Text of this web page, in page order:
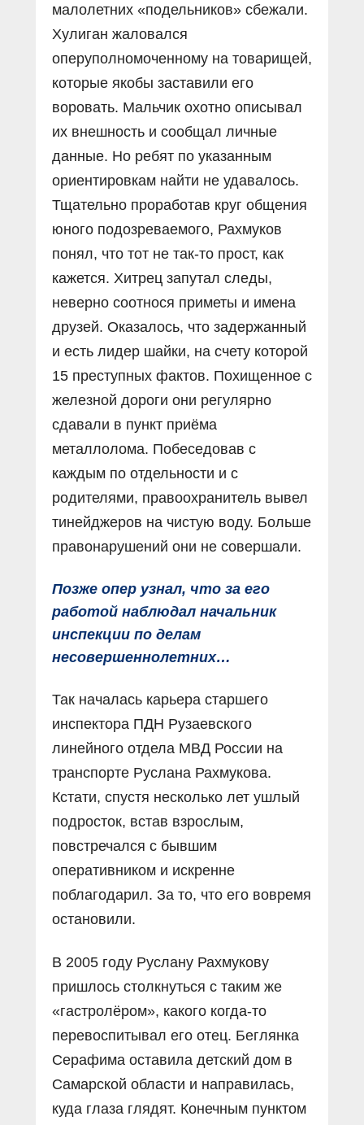
малолетних «подельников» сбежали.
Хулиган жаловался
оперуполномоченному на товарищей,
которые якобы заставили его
воровать. Мальчик охотно описывал
их внешность и сообщал личные
данные. Но ребят по указанным
ориентировкам найти не удавалось.
Тщательно проработав круг общения
юного подозреваемого, Рахмуков
понял, что тот не так-то прост, как
кажется. Хитрец запутал следы,
неверно соотнося приметы и имена
друзей. Оказалось, что задержанный
и есть лидер шайки, на счету которой
15 преступных фактов. Похищенное с
железной дороги они регулярно
сдавали в пункт приёма
металлолома. Побеседовав с
каждым по отдельности и с
родителями, правоохранитель вывел
тинейджеров на чистую воду. Больше
правонарушений они не совершали.
Позже опер узнал, что за его
работой наблюдал начальник
инспекции по делам
несовершеннолетних…
Так началась карьера старшего
инспектора ПДН Рузаевского
линейного отдела МВД России на
транспорте Руслана Рахмукова.
Кстати, спустя несколько лет ушлый
подросток, встав взрослым,
повстречался с бывшим
оперативником и искренне
поблагодарил. За то, что его вовремя
остановили.
В 2005 году Руслану Рахмукову
пришлось столкнуться с таким же
«гастролёром», какого когда-то
перевоспитывал его отец. Беглянка
Серафима оставила детский дом в
Самарской области и направилась,
куда глаза глядят. Конечным пунктом